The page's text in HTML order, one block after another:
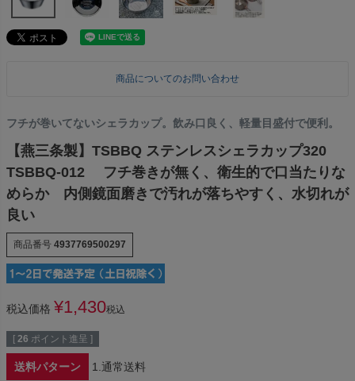
商品についてのお問い合わせ
フチが巻いてないシェラカップ。飲み口良く、軽量目盛付で便利。
【燕三条製】TSBBQ ステンレスシェラカップ320
TSBBQ-012 フチ巻きが無く、衛生的で口当たりな
めらか 内側鏡面磨きで汚れが落ちやすく、水切れが
良い
商品番号 4937769500297
税込価格 ¥1,430税込
[ 26 ポイント進呈 ]
送料パターン 1.通常送料